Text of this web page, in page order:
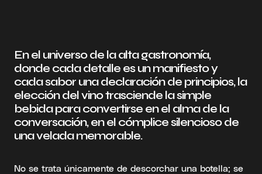
En el universo de la alta gastronomía,
donde cada detalle es un manifiesto y
cada sabor una declaración de principios, la
elección del vino trasciende la simple
bebida para convertirse en el alma de la
conversación, en el cómplice silencioso de
una velada memorable.
No se trata únicamente de descorchar una botella; se